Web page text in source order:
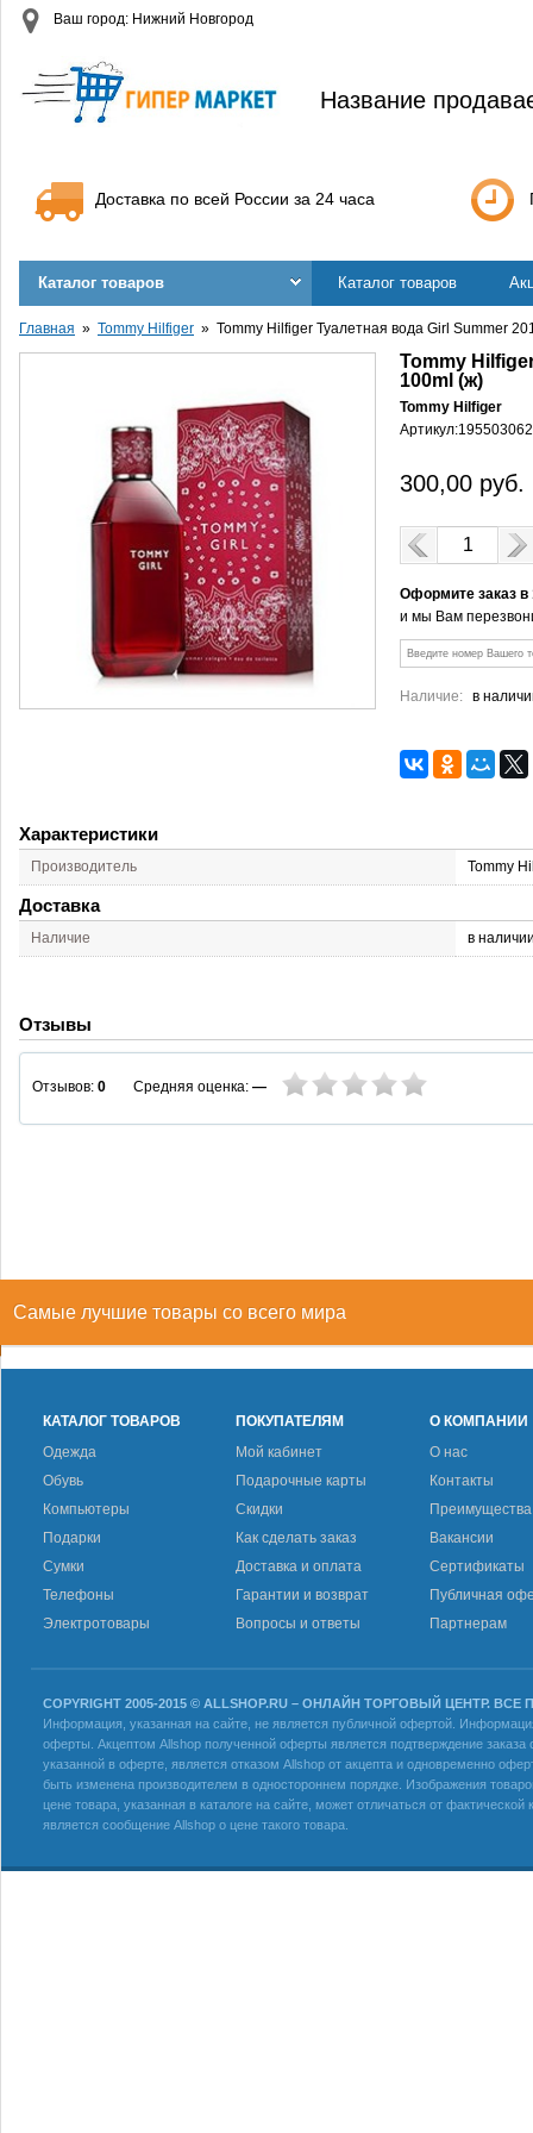
Ваш город: Нижний Новгород
Название
Доставка по всей России за 24 часа
Каталог товаров Каталог товаров
Главная Tommy Hilfiger Tommy Hilfiger Туалетная вода Girl Summer
Tommy
100ml (ж)
Tommy Hilfiger
Артикул:
300,00 руб.
Оформите заказ
и мы Вам
Наличие: в
Характеристики
Производитель Tommy
Доставка
Наличие в
Отзывы
Отзывов: 0 Средняя оценка: —
Самые лучшие товары со всего мира
КАТАЛОГ ТОВАРОВ
Одежда
Обувь
Компьютеры
Подарки
Сумки
Телефоны
Электротовары
ПОКУПАТЕЛЯМ
Мой кабинет
Подарочные карты
Скидки
Как сделать заказ
Доставка и оплата
Гарантии и возврат
Вопросы и ответы
О КОМПАНИИ
О нас
Контакты
Преимущества
Вакансии
Сертификаты
Публичная
Партнерам
COPYRIGHT 2005-2015 © ALLSHOP.RU – ОНЛАЙН ТОРГОВЫЙ ЦЕНТР.
Информация, указанная на сайте, не является публичной офертой.
оферты. Акцептом Allshop полученной оферты является подтверждение
указанной в оферте, является отказом Allshop от акцепта и одновременно
быть изменена производителем в одностороннем порядке. Изображения
цене товара, указанная в каталоге на сайте, может отличаться от
является сообщение Allshop о цене такого товара.